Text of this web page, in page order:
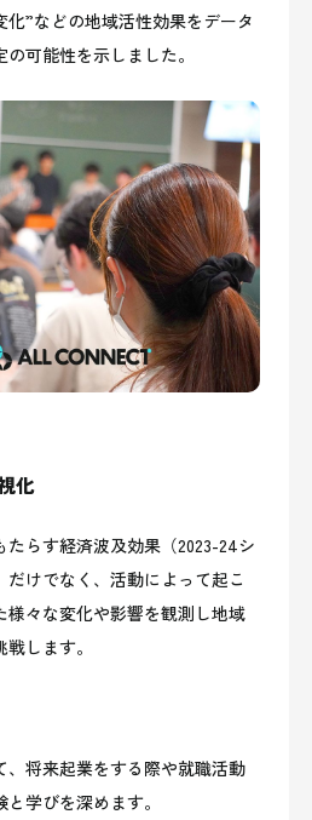
化”などの地域活性効果をデータ
可能性を示しました。
化
らす経済波及効果（2023-24シ
だけでなく、活動によって起こ
様々な変化や影響を観測し地域
します。
、将来起業をする際や就職活動
学びを深めます。